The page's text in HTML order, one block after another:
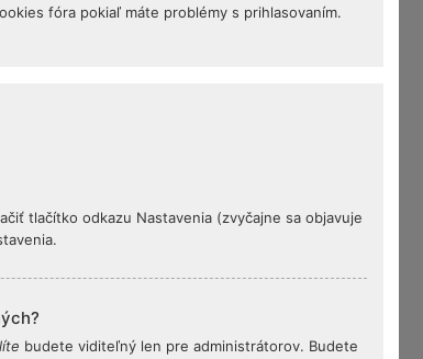
fóra pokiaľ máte problémy s prihlasovaním.
tlačítko odkazu Nastavenia (zvyčajne sa objavuje
budete viditeľný len pre administrátorov. Budete